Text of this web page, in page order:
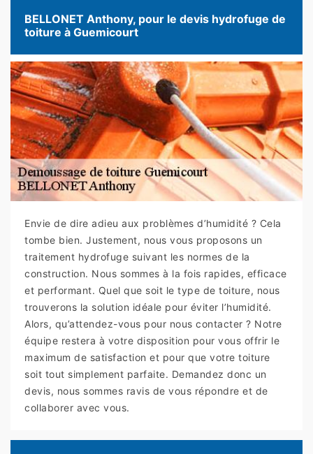
BELLONET Anthony, pour le devis hydrofuge de
toiture à Guemicourt
Envie de dire adieu aux problèmes d’humidité ? Cela
tombe bien. Justement, nous vous proposons un
traitement hydrofuge suivant les normes de la
construction. Nous sommes à la fois rapides, efficace
et performant. Quel que soit le type de toiture, nous
trouverons la solution idéale pour éviter l’humidité.
Alors, qu’attendez-vous pour nous contacter ? Notre
équipe restera à votre disposition pour vous offrir le
maximum de satisfaction et pour que votre toiture
soit tout simplement parfaite. Demandez donc un
devis, nous sommes ravis de vous répondre et de
collaborer avec vous.